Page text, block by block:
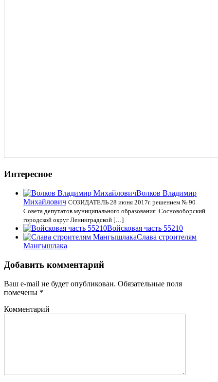
Интересное
Волков Владимир
Михайлович СОЗИДАТЕЛЬ 28 июня 2017г. решением № 90
Совета депутатов муниципального образования Сосновоборский
городской округ Ленинградской […]
Войсковая часть 55210
Слава строителям
Мангышлака
Добавить комментарий
Ваш e-mail не будет опубликован. Обязательные поля
помечены *
Комментарий